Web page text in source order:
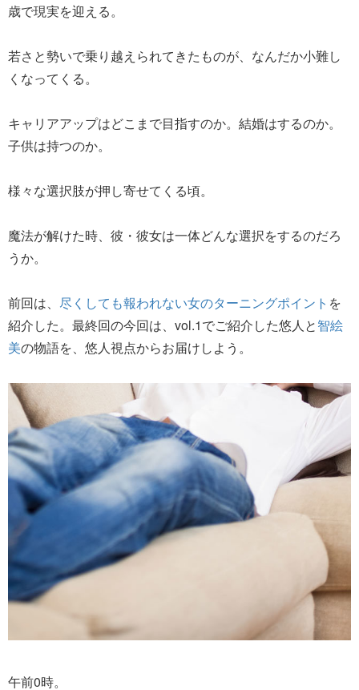
歳で現実を迎える。
若さと勢いで乗り越えられてきたものが、なんだか小難し
くなってくる。
キャリアアップはどこまで目指すのか。結婚はするのか。
子供は持つのか。
様々な選択肢が押し寄せてくる頃。
魔法が解けた時、彼・彼女は一体どんな選択をするのだろ
うか。
前回は、 尽くしても報われない女のターニングポイント を
紹介した。最終回の今回は、vol.1でご紹介した悠人と智絵
美の物語を、悠人視点からお届けしよう。
午前0時。